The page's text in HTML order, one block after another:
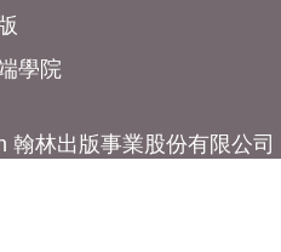
學院
翰林出版事業股份有限公司